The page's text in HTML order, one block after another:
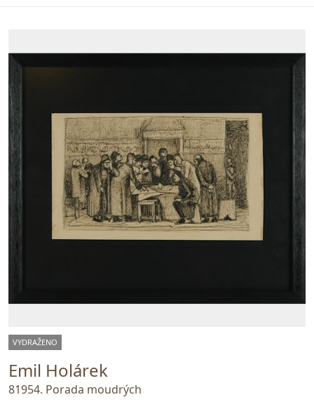
VYDRAŽENO
Emil Holárek
81954. Porada moudrých